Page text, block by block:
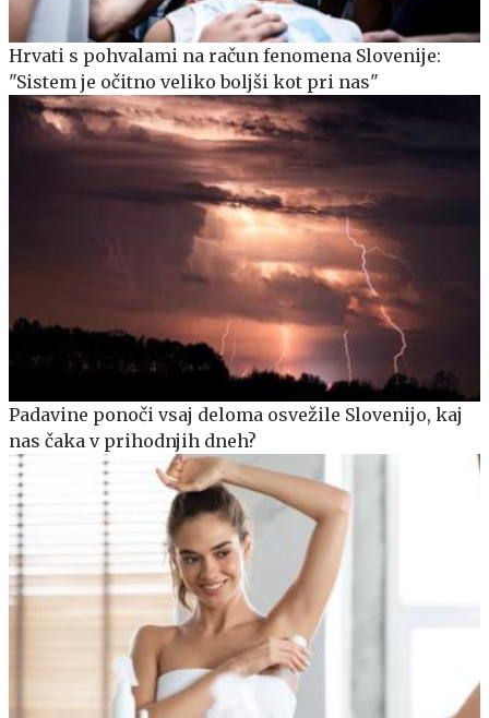
Hrvati s pohvalami na račun fenomena Slovenije:
"Sistem je očitno veliko boljši kot pri nas"
Padavine ponoči vsaj deloma osvežile Slovenijo, kaj
nas čaka v prihodnjih dneh?